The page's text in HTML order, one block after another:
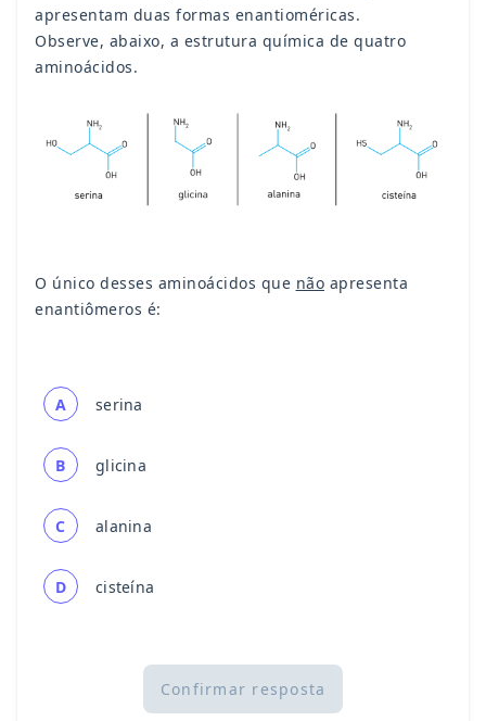
apresentam duas formas enantioméricas.
Observe, abaixo, a estrutura química de quatro
aminoácidos.
O único desses aminoácidos que não apresenta
enantiômeros é:
A serina
B glicina
C alanina
D cisteína
Confirmar resposta